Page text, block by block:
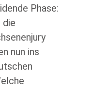
Phase:
die
nun ins